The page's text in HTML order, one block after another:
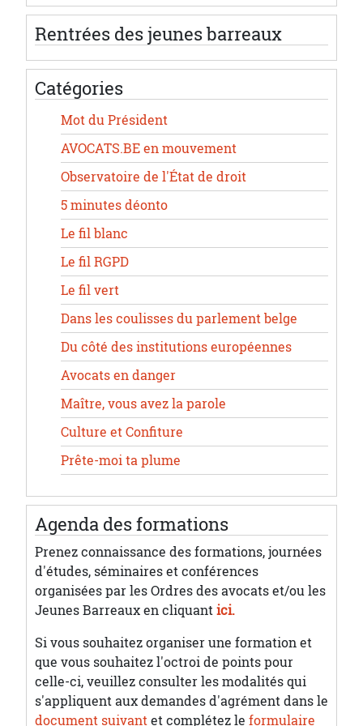
Rentrées des jeunes barreaux
Catégories
Mot du Président
AVOCATS.BE en mouvement
Observatoire de l'État de droit
5 minutes déonto
Le fil blanc
Le fil RGPD
Le fil vert
Dans les coulisses du parlement belge
Du côté des institutions européennes
Avocats en danger
Maître, vous avez la parole
Culture et Confiture
Prête-moi ta plume
Agenda des formations
Prenez connaissance des formations, journées
d'études, séminaires et conférences
organisées par les Ordres des avocats et/ou les
Jeunes Barreaux en cliquantici.
Si vous souhaitez organiser une formation et
que vous souhaitez l'octroi de points pour
celle-ci, veuillez consulter les modalités qui
s'appliquent aux demandes d'agrément dans le
document suivantet complétez le formulaire